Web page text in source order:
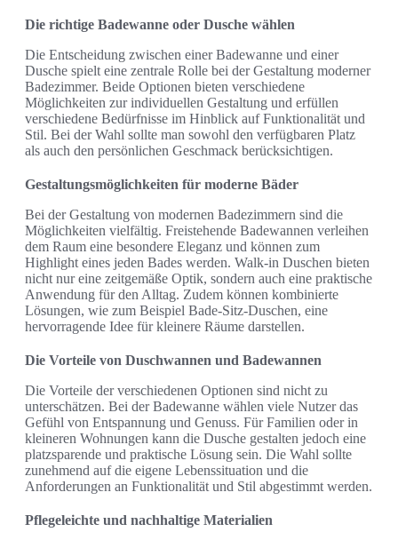
Die richtige Badewanne oder Dusche wählen
Die Entscheidung zwischen einer Badewanne und einer
Dusche spielt eine zentrale Rolle bei der Gestaltung moderner
Badezimmer. Beide Optionen bieten verschiedene
Möglichkeiten zur individuellen Gestaltung und erfüllen
verschiedene Bedürfnisse im Hinblick auf Funktionalität und
Stil. Bei der Wahl sollte man sowohl den verfügbaren Platz
als auch den persönlichen Geschmack berücksichtigen.
Gestaltungsmöglichkeiten für moderne Bäder
Bei der Gestaltung von modernen Badezimmern sind die
Möglichkeiten vielfältig. Freistehende Badewannen verleihen
dem Raum eine besondere Eleganz und können zum
Highlight eines jeden Bades werden. Walk-in Duschen bieten
nicht nur eine zeitgemäße Optik, sondern auch eine praktische
Anwendung für den Alltag. Zudem können kombinierte
Lösungen, wie zum Beispiel Bade-Sitz-Duschen, eine
hervorragende Idee für kleinere Räume darstellen.
Die Vorteile von Duschwannen und Badewannen
Die Vorteile der verschiedenen Optionen sind nicht zu
unterschätzen. Bei der Badewanne wählen viele Nutzer das
Gefühl von Entspannung und Genuss. Für Familien oder in
kleineren Wohnungen kann die Dusche gestalten jedoch eine
platzsparende und praktische Lösung sein. Die Wahl sollte
zunehmend auf die eigene Lebenssituation und die
Anforderungen an Funktionalität und Stil abgestimmt werden.
Pflegeleichte und nachhaltige Materialien